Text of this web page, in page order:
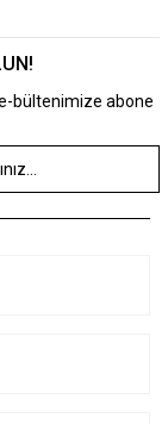
bültenimize abone